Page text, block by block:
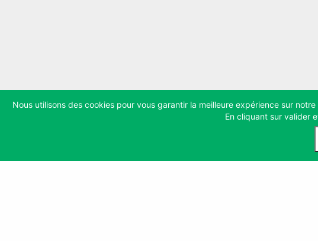
Nous utilisons des cookies pour vous garantir la meilleure expérience sur
En cliquant sur valider